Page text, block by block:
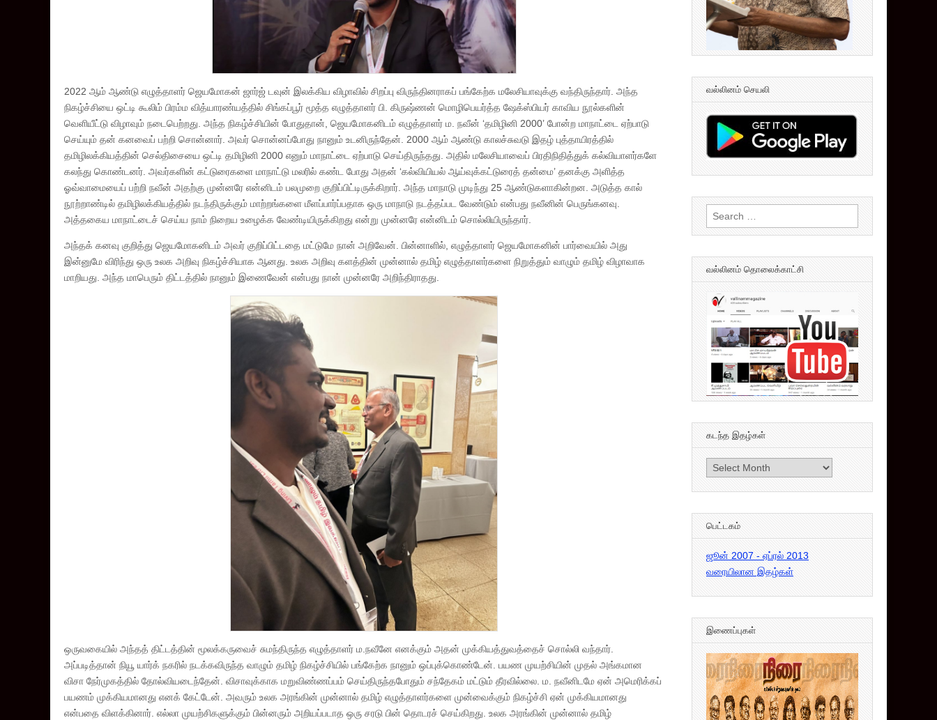
2022 ஆம் ஆண்டு எழுத்தாளர் ஜெயமோகன் ஜார்ஜ் டவுன் இலக்கிய விழாவில் சிறப்பு விருந்தினராகப் பங்கேற்க மலேசியாவுக்கு வந்திருந்தார். அந்த
நிகழ்ச்சியை ஒட்டி கூலிம் பிரம்ம வித்யாரண்யத்தில் சிங்கப்பூர் மூத்த எழுத்தாளர் பி. கிருஷ்ணன் மொழிபெயர்த்த ஷேக்ஸ்பியர் காவிய நூல்களின்
வெளியீட்டு விழாவும் நடைபெற்றது. அந்த நிகழ்ச்சியின் போதுதான், ஜெயமோகனிடம் எழுத்தாளர் ம. நவீன் ‘தமிழினி 2000’ போன்ற மாநாட்டை ஏற்பாடு
செய்யும் தன் கனவைப் பற்றி சொன்னார். அவர் சொன்னப்போது நானும் உடனிருந்தேன். 2000 ஆம் ஆண்டு காலச்சுவடு இதழ் புத்தாயிரத்தில்
தமிழிலக்கியத்தின் செல்திசையை ஒட்டி தமிழினி 2000 எனும் மாநாட்டை ஏற்பாடு செய்திருந்தது. அதில் மலேசியாவைப் பிரதிநிதித்துக் கல்வியாளர்களே
கலந்து கொண்டனர். அவர்களின் கட்டுரைகளை மாநாட்டு மலரில் கண்ட போது அதன் ‘கல்வியியல் ஆய்வுக்கட்டுரைத் தன்மை’ தனக்கு அளித்த
ஓவ்வாமையைப் பற்றி நவீன் அதற்கு முன்னரே என்னிடம் பலமுறை குறிப்பிட்டிருக்கிறார். அந்த மாநாடு முடிந்து 25 ஆண்டுகளாகின்றன. அடுத்த கால்
நூற்றாண்டில் தமிழிலக்கியத்தில் நடந்திருக்கும் மாற்றங்களை மீளப்பார்ப்பதாக ஒரு மாநாடு நடத்தப்பட வேண்டும் என்பது நவீனின் பெருங்கனவு.
அத்தகைய மாநாட்டைச் செய்ய நாம் நிறைய உழைக்க வேண்டியிருக்கிறது என்று முன்னரே என்னிடம் சொல்லியிருந்தார்.
அந்தக் கனவு குறித்து ஜெயமோகனிடம் அவர் குறிப்பிட்டதை மட்டுமே நான் அறிவேன். பின்னாளில், எழுத்தாளர் ஜெயமோகனின் பார்வையில் அது
இன்னுமே விரிந்து ஒரு உலக அறிவு நிகழ்ச்சியாக ஆனது. உலக அறிவு களத்தின் முன்னால் தமிழ் எழுத்தாளர்களை நிறுத்தும் வாழும் தமிழ் விழாவாக
மாறியது. அந்த மாபெரும் திட்டத்தில் நானும் இணைவேன் என்பது நான் முன்னரே அறிந்திராதது.
ஒருவகையில் அந்தத் திட்டத்தின் மூலக்கருவைச் சுமந்திருந்த எழுத்தாளர் ம.நவீனே எனக்கும் அதன் முக்கியத்துவத்தைச் சொல்லி வந்தார்.
அப்படித்தான் நியூ யார்க் நகரில் நடக்கவிருந்த வாழும் தமிழ் நிகழ்ச்சியில் பங்கேற்க நானும் ஒப்புக்கொண்டேன். பயண முயற்சியின் முதல் அங்கமான
விசா நேர்முகத்தில் தோல்வியடைந்தேன். விசாவுக்காக மறுவிண்ணப்பம் செய்திருந்தபோதும் சந்தேகம் மட்டும் தீரவில்லை. ம. நவீனிடமே ஏன் அமெரிக்கப்
பயணம் முக்கியமானது எனக் கேட்டேன். அவரும் உலக அரங்கின் முன்னால் தமிழ் எழுத்தாளர்களை முன்வைக்கும் நிகழ்ச்சி ஏன் முக்கியமானது
என்பதை விளக்கினார். எல்லா முயற்சிகளுக்கும் பின்னரும் அறியப்படாத ஒரு சரடு பின் தொடரச் செய்கிறது. உலக அரங்கின் முன்னால் தமிழ்
வல்லினம் செயலி
Search
for:
வல்லினம் தொலைக்காட்சி
கடந்த இதழ்கள்
கடந்த
இதழ்கள்
பெட்டகம்
ஜூன் 2007 - ஏப்ரல் 2013
வரையிலான இதழ்கள்
இணைப்புகள்